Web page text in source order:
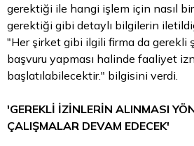
gerektiği ile hangi işlem için nasıl
gerektiği gibi detaylı bilgilerin
"Her şirket gibi ilgili firma da gerekli
başvuru yapması halinde faaliyet
başlatılabilecektir." bilgisini verdi.
'GEREKLİ İZİNLERİN ALINMASI
ÇALIŞMALAR DEVAM EDECEK'